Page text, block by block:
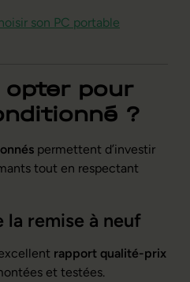
son PC portable
opter pour
?
permettent d’investir
tout en respectant
la remise à neuf
rapport qualité-prix
et testées.